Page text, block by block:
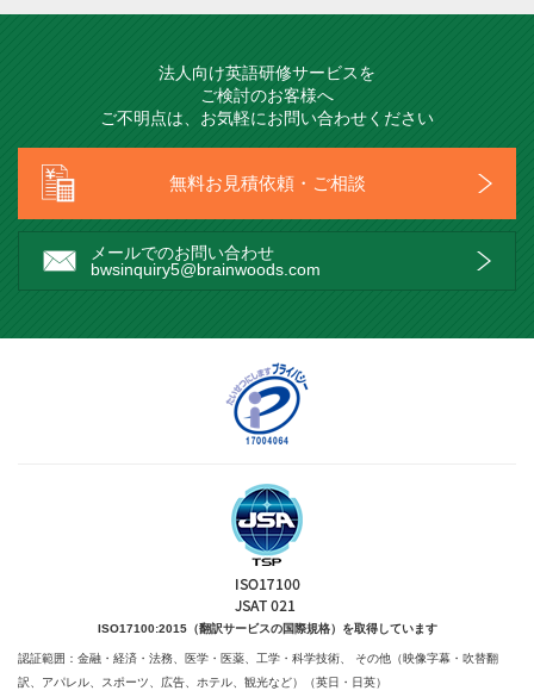
法人向け英語研修サービスを
ご検討のお客様へ
ご不明点は、お気軽にお問い合わせください
無料お見積依頼・ご相談
メールでのお問い合わせ
bwsinquiry5@brainwoods.com
ISO17100:2015（翻訳サービスの国際規格）を取得しています
認証範囲：金融・経済・法務、医学・医薬、工学・科学技術、
その他（映像字幕・吹替翻
訳、アパレル、スポーツ、広告、ホテル、観光など）（英日・日英）